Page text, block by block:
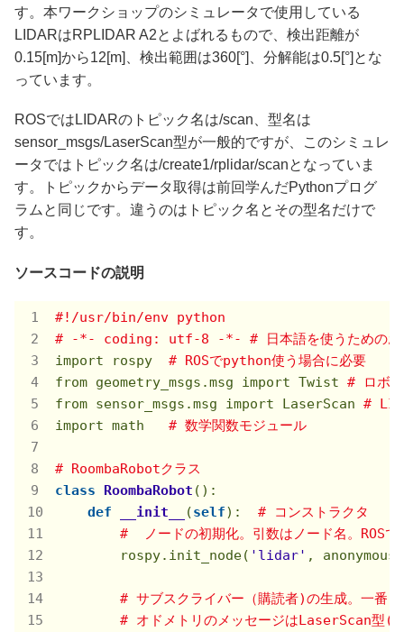
す。本ワークショップのシミュレータで使用している
LIDARはRPLIDAR A2とよばれるもので、検出距離が
0.15[m]から12[m]、検出範囲は360[°]、分解能は0.5[°]とな
っています。
ROSではLIDARのトピック名は/scan、型名は
sensor_msgs/LaserScan型が一般的ですが、このシミュレ
ータではトピック名は/create1/rplidar/scanとなっていま
す。トピックからデータ取得は前回学んだPythonプログ
ラムと同じです。違うのはトピック名とその型名だけで
す。
ソースコードの説明
#!/usr/bin/env python
# -*- coding: utf-8 -*- # 日本語を使うためのお
import rospy # ROSでpython使う場合に必要
from geometry_msgs.msg import Twist # ロボッ
from sensor_msgs.msg import LaserScan #
import math # 数学関数モジュール
# RoombaRobotクラス
class
RoombaRobot ():
def
__init__ (self) : # コンストラクタ
#  ノードの初期化。引数はノード名。ROS
        rospy.init_node(
'lidar' ,
# サブスクライバー（購読者)の生成。一番
# オドメトリのメッセージはLaserScan型